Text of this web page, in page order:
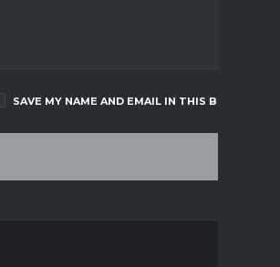
SAVE MY NAME AND EMAIL IN THIS BROWSER